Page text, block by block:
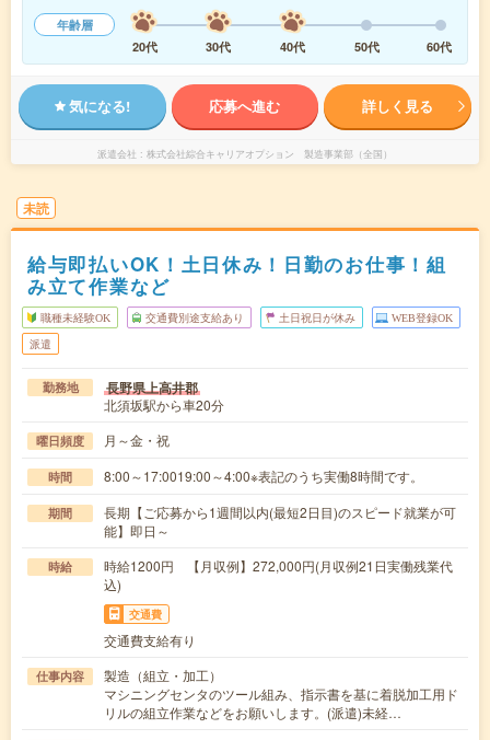
年齢層
20代
30代 40代 50代 60代
気になる! 応募へ進む 詳しく見る
派遣会社 株式会社綜合キャリアオプション 製造事業部（全国）
未読
給与即払いOK！土日休み！日勤のお仕事！組
み立て作業など
職種未経験OK 交通費別途支給あり 土日祝日が休み WEB登録OK
派遣
勤務地 長野県上高井郡
北須坂駅から車20分
曜日頻度 月～金・祝
時間 8:00～17:0019:00～4:00※表記のうち実働8時間です。
期間
長期【ご応募から1週間以内(最短2日目)のスピード就業が可
能】即日～
時給
時給1200円 【月収例】272,000円(月収例21日実働残業代
込)
交通費
交通費支給有り
仕事内容
製造（組立・加工）
マシニングセンタのツール組み、指示書を基に着脱加工用ド
リルの組立作業などをお願いします。(派遣)未経…